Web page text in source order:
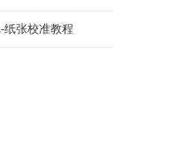
纸张校准教程